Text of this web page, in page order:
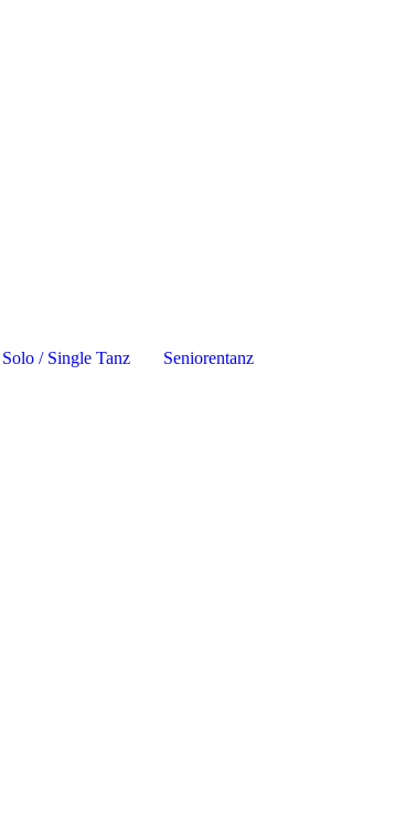
Solo / Single Tanz Seniorentanz